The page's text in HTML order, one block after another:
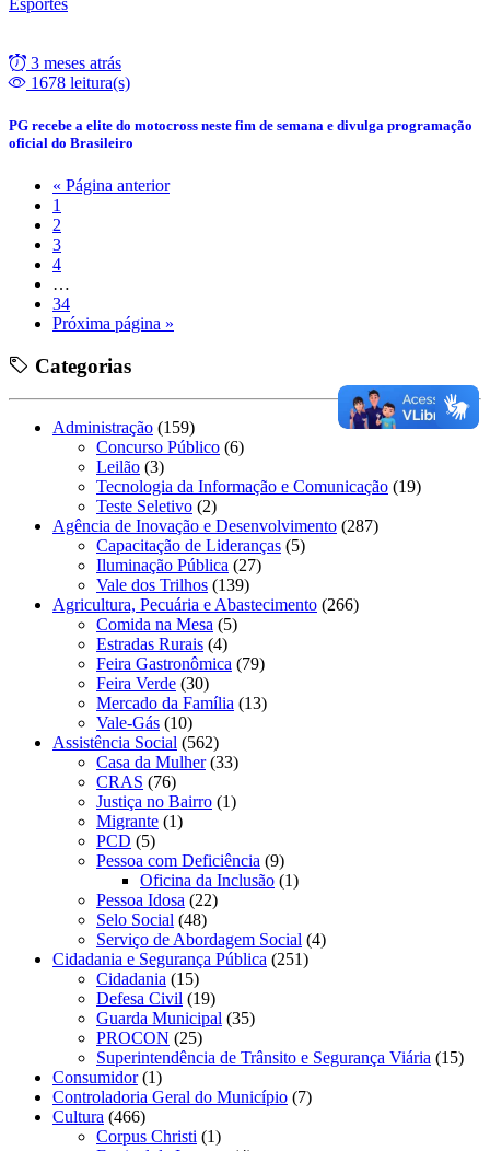
3 meses atrás
1678 leitura(s)
PG recebe a elite do motocross neste fim de semana e divulga programação
oficial do Brasileiro
« Página anterior
1
2
3
4
…
34
Próxima página »
Categorias
Administração (159)
Concurso Público (6)
Leilão (3)
Tecnologia da Informação e Comunicação (19)
Teste Seletivo (2)
Agência de Inovação e Desenvolvimento (287)
Capacitação de Lideranças (5)
Iluminação Pública (27)
Vale dos Trilhos (139)
Agricultura, Pecuária e Abastecimento (266)
Comida na Mesa (5)
Estradas Rurais (4)
Feira Gastronômica (79)
Feira Verde (30)
Mercado da Família (13)
Vale-Gás (10)
Assistência Social (562)
Casa da Mulher(33)
CRAS (76)
Justiça no Bairro (1)
Migrante (1)
PCD (5)
Pessoa com Deficiência (9)
Oficina da Inclusão (1)
Pessoa Idosa (22)
Selo Social (48)
Serviço de Abordagem Social (4)
Cidadania e Segurança Pública (251)
Cidadania (15)
Defesa Civil (19)
Guarda Municipal (35)
PROCON (25)
Superintendência de Trânsito e Segurança Viária (15)
Consumidor(1)
Controladoria Geral do Município (7)
Cultura (466)
Corpus Christi (1)